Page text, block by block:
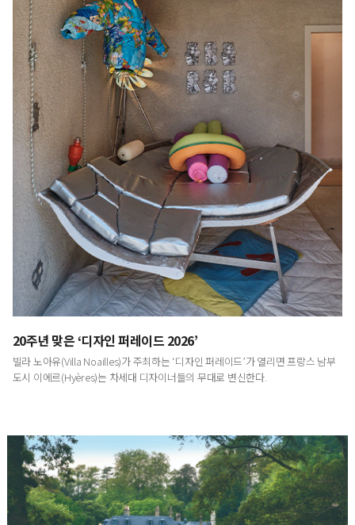
빌라 노아유(Villa Noailles)가 주최하는 ‘디자인 퍼레이드’가 열리면 프랑스 남부
도시 이에르(Hyères)는 차세대 디자이너들의 무대로 변신한다.